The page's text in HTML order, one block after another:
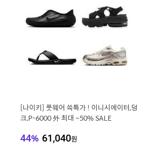
[나이키] 풋웨어 쓱특가 ! 이니시에이터,덩
크,P-6000 外 최대 ~50% SALE
44% 61,040원